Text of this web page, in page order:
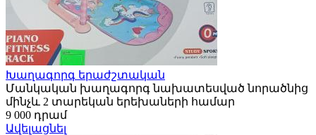
Խաղագորգ երաժշտական
Մանկական խաղագորգ նախատեսված նորածնից
մինչև 2 տարեկան երեխաների համար
9 000 դրամ
Ավելացնել